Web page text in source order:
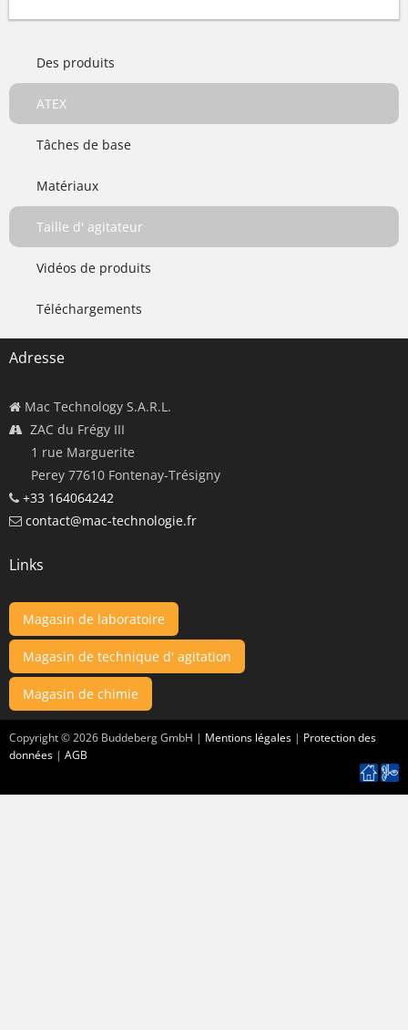
Des produits
ATEX
Tâches de base
Matériaux
Taille d' agitateur
Vidéos de produits
Téléchargements
Adresse
Mac Technology S.A.R.L.
ZAC du Frégy III
1 rue Marguerite
Perey 77610 Fontenay-Trésigny
+33 164064242
contact@mac-technologie.fr
Links
Magasin de laboratoire
Magasin de technique d' agitation
Magasin de chimie
Copyright ©2026 Buddeberg GmbH | Mentions légales | Protection des
données | AGB